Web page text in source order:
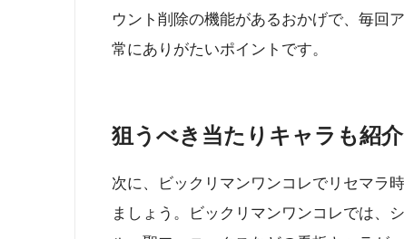
ウント削除の機能があるおかげで、毎回
常にありがたいポイントです。
狙うべき当たりキャラも紹介
次に、ビックリマンワンコレでリセマラ
ましょう。ビックリマンワンコレでは、